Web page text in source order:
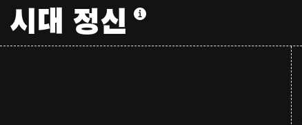
시대 정신